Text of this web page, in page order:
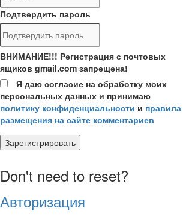
Подтвердить пароль
ВНИМАНИЕ!!! Регистрация с почтовых
ящиков gmail.com запрещена!
Я даю согласие на обработку моих
персональных данных и принимаю
политику конфиденциальности и правила
размещения на сайте комментариев
Зарегистрировать
Don't need to reset?
Авторизация